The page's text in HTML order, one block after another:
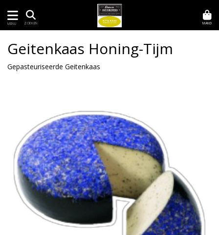
MENU ZOEKEN MAND
Geitenkaas Honing-Tijm
Gepasteuriseerde Geitenkaas